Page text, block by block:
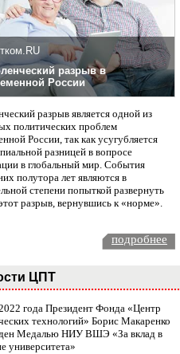
разрыв в
России
разрыв является одной из
политических проблем
России, так как усугубляется
разницей в вопросе
в глобальный мир. События
полутора лет являются в
степени попыткой развернуть
разрыв, вернувшись к «норме».
подробнее
ЦПТ
года Президент Фонда «Центр
технологий» Борис Макаренко
Медалью НИУ ВШЭ «За вклад в
университета»